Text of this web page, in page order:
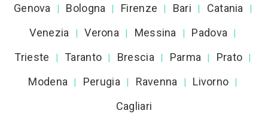
Genova | Bologna | Firenze | Bari | Catania |
Venezia | Verona | Messina | Padova |
Trieste | Taranto | Brescia | Parma | Prato |
Modena | Perugia | Ravenna | Livorno |
Cagliari